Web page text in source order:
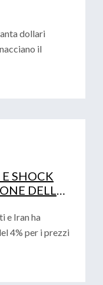
dollari
il
SHOCK
DELLE
e Iran ha
4% per i prezzi